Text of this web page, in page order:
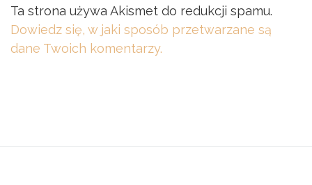
Ta strona używa Akismet do redukcji spamu.
Dowiedz się, w jaki sposób przetwarzane są
dane Twoich komentarzy.